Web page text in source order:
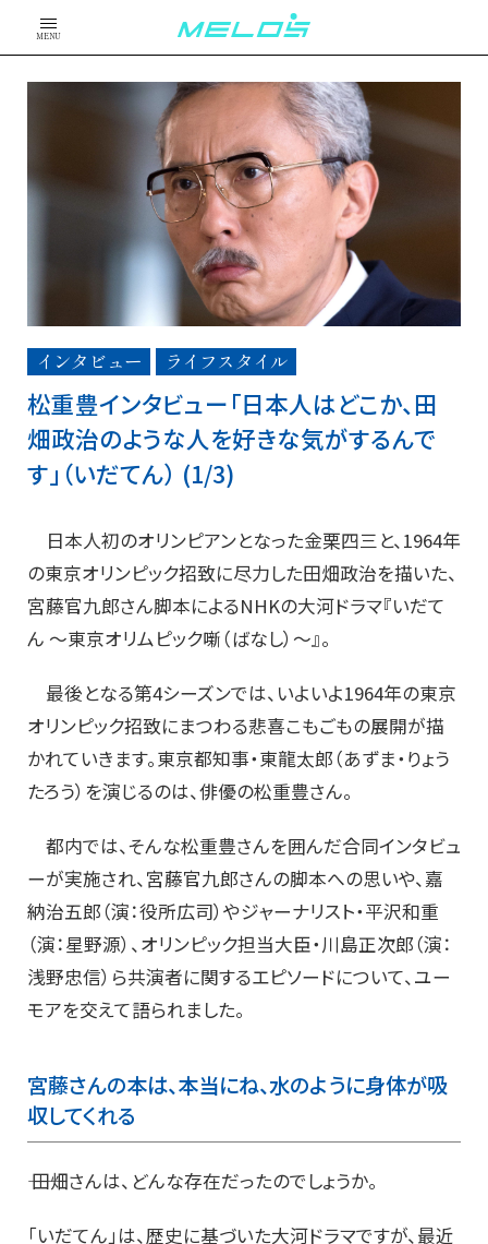
MENU
インタビュー ライフスタイル
松重豊インタビュー「日本人はどこか、田
畑政治のような人を好きな気がするんで
す」（いだてん） (1/3)
日本人初のオリンピアンとなった金栗四三と、1964年
の東京オリンピック招致に尽力した田畑政治を描いた、
宮藤官九郎さん脚本によるNHKの大河ドラマ『いだて
ん ～東京オリムピック噺（ばなし）～』。
最後となる第4シーズンでは、いよいよ1964年の東京
オリンピック招致にまつわる悲喜こもごもの展開が描
かれていきます。東京都知事・東龍太郎（あずま・りょう
たろう）を演じるのは、俳優の松重豊さん。
都内では、そんな松重豊さんを囲んだ合同インタビュ
ーが実施され、宮藤官九郎さんの脚本への思いや、嘉
納治五郎（演：役所広司）やジャーナリスト・平沢和重
（演：星野源）、オリンピック担当大臣・川島正次郎（演：
浅野忠信）ら共演者に関するエピソードについて、ユー
モアを交えて語られました。
宮藤さんの本は、本当にね、水のように身体が吸
収してくれる
―― 田畑さんは、どんな存在だったのでしょうか。
「いだてん」は、歴史に基づいた大河ドラマですが、最近